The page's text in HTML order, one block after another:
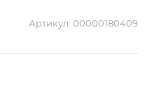
Артикул: 00000180409